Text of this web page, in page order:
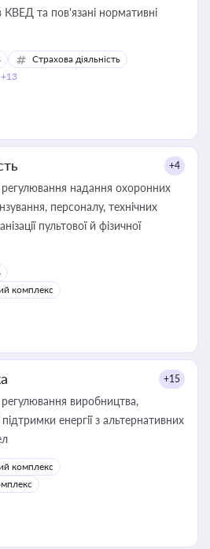
КВЕД та пов'язані нормативні
Страхова діяльність
+13
+4
надання охоронних
персоналу, технічних
пультової й фізичної
комплекс
+15
виробництва,
енергії з альтернативних
комплекс